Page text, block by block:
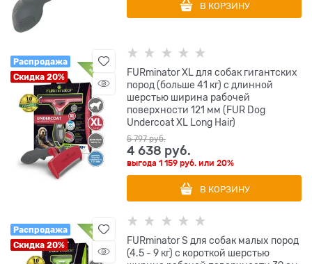
В КОРЗИНУ
Распродажа
Скидка 20%
FURminator XL для собак гигантских
пород (больше 41 кг) с длинной
шерстью ширина рабочей
поверхности 121 мм (FUR Dog
Undercoat XL Long Hair)
5 797 руб.
4 638 руб.
выгода1 159 руб. или20%
В КОРЗИНУ
Распродажа
Скидка 20%
FURminator S для собак малых пород
(4.5 - 9 кг) с короткой шерстью